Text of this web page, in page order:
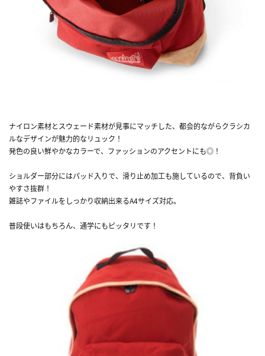
ナイロン素材とスウェード素材が見事にマッチした、都会的ながらクラシカ
ルなデザインが魅力的なリュック！
発色の良い鮮やかなカラーで、ファッションのアクセントにも◎！
ショルダー部分にはパッド入りで、滑り止め加工も施しているので、背負い
やすさ抜群！
雑誌やファイルをしっかり収納出来るA4サイズ対応。
普段使いはもちろん、通学にもピッタリです！